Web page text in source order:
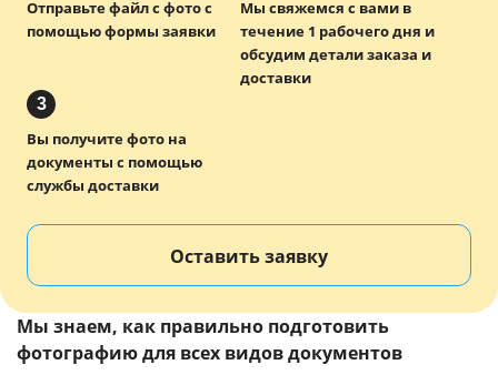
Отправьте файл с фото с
помощью формы заявки
Мы свяжемся с вами в
течение 1 рабочего дня и
обсудим детали заказа и
доставки
3
Вы получите фото на
документы с помощью
службы доставки
Оставить заявку
Мы знаем, как правильно подготовить
фотографию для всех видов документов